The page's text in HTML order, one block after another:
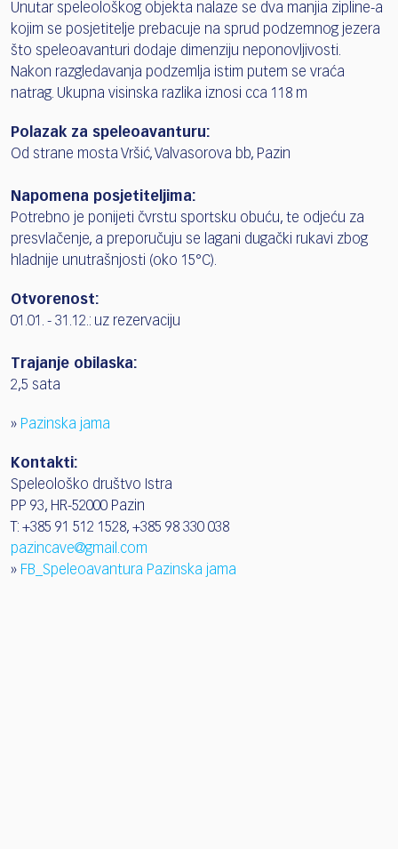
Unutar speleološkog objekta nalaze se dva manjia zipline-a
kojim se posjetitelje prebacuje na sprud podzemnog jezera
što speleoavanturi dodaje dimenziju neponovljivosti.
Nakon razgledavanja podzemlja istim putem se vraća
natrag. Ukupna visinska razlika iznosi cca 118 m
Polazak za speleoavanturu:
Od strane mosta Vršić, Valvasorova bb, Pazin
Napomena posjetiteljima:
Potrebno je ponijeti čvrstu sportsku obuću, te odjeću za
presvlačenje, a preporučuju se lagani dugački rukavi zbog
hladnije unutrašnjosti (oko 15°C).
Otvorenost:
01.01. - 31.12.: uz rezervaciju
Trajanje obilaska:
2,5 sata
» Pazinska jama
Kontakti:
Speleološko društvo Istra
PP 93, HR-52000 Pazin
T: +385 91 512 1528, +385 98 330 038
pazincave@gmail.com
» FB_Speleoavantura Pazinska jama